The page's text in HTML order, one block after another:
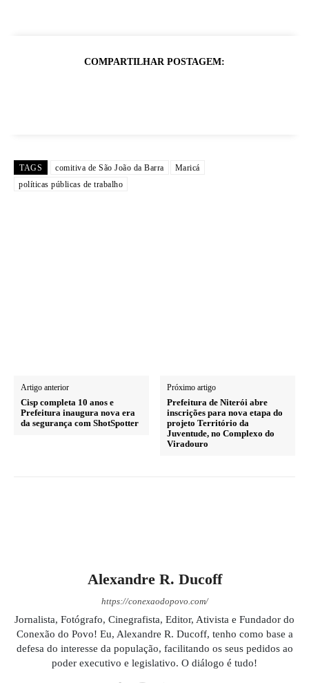
COMPARTILHAR POSTAGEM:
TAGS comitiva de São João da Barra
Maricá
políticas públicas de trabalho
Artigo anterior
Cisp completa 10 anos e
Prefeitura inaugura nova era
da segurança com ShotSpotter
Próximo artigo
Prefeitura de Niterói abre
inscrições para nova etapa do
projeto Território da
Juventude, no Complexo do
Viradouro
Alexandre R. Ducoff
https://conexaodopovo.com/
Jornalista, Fotógrafo, Cinegrafista, Editor, Ativista e Fundador do
Conexão do Povo! Eu, Alexandre R. Ducoff, tenho como base a
defesa do interesse da população, facilitando os seus pedidos ao
poder executivo e legislativo. O diálogo é tudo!